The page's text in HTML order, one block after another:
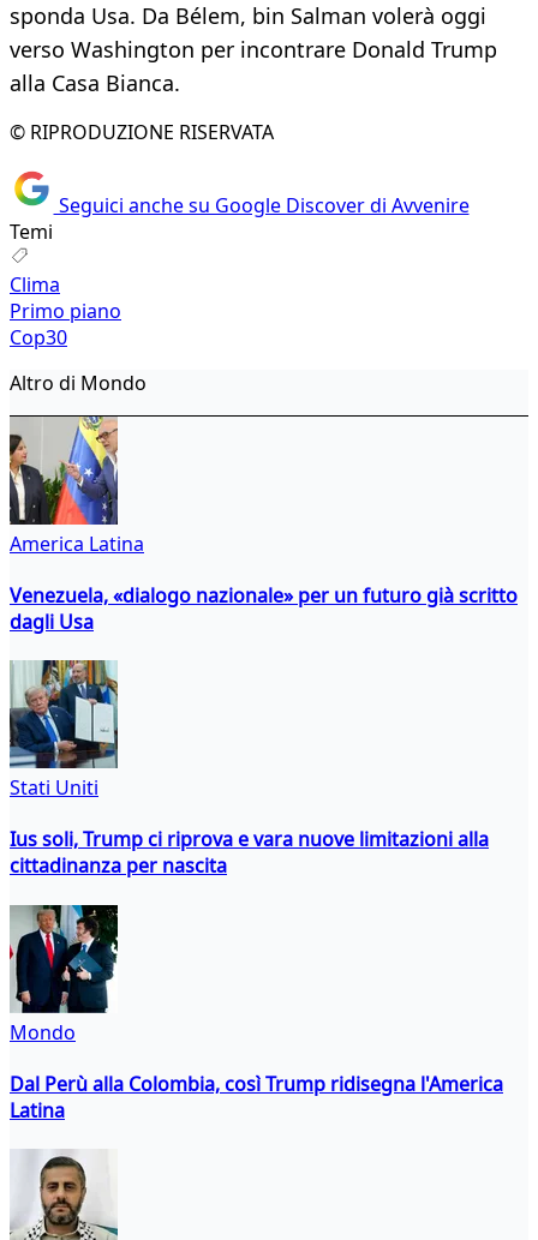
sponda Usa. Da Bélem, bin Salman volerà oggi
verso Washington per incontrare Donald Trump
alla Casa Bianca.
© RIPRODUZIONE RISERVATA
Seguici anche su Google Discover di Avvenire
Temi
Clima
Primo piano
Cop30
Altro di Mondo
America Latina
Venezuela, «dialogo nazionale» per un futuro già scritto
dagli Usa
Stati Uniti
Ius soli, Trump ci riprova e vara nuove limitazioni alla
cittadinanza per nascita
Mondo
Dal Perù alla Colombia, così Trump ridisegna l'America
Latina